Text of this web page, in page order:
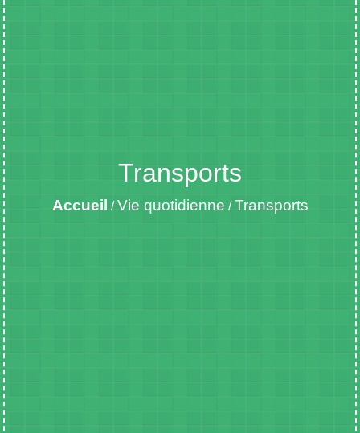
Transports
Accueil /Vie quotidienne /Transports